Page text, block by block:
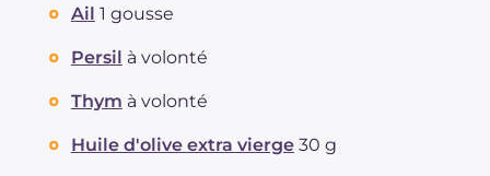
Ail 1 gousse
Persil à volonté
Thym à volonté
Huile d'olive extra vierge 30 g